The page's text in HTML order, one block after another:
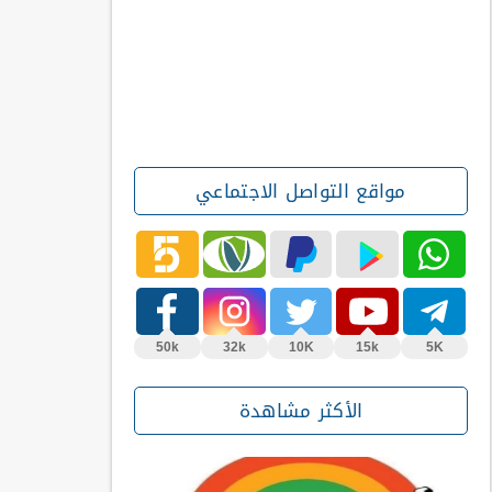
مواقع التواصل الاجتماعي
5K
15k
10K
32k
50k
الأكثر مشاهدة